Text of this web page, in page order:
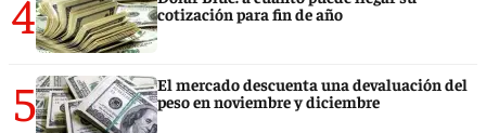
4
cotización para fin de año
5
El mercado descuenta una devaluación del
peso en noviembre y diciembre